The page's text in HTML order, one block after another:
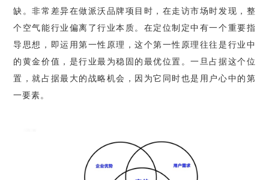
缺。非常差异在做派沃品牌项目时，在走访市场时发现，整
个空气能行业偏离了行业本质。在定位制定中有一个重要指
导思想，即运用第一性原理，这个第一性原理往往是行业中
的黄金价值，是行业最为稳固的最优位置。一旦占据这个位
置，就占据最大的战略机会，因为它同时也是用户心中的第
一要素。